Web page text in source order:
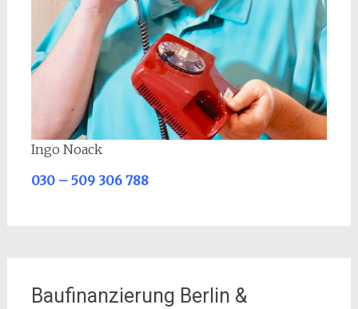
Ingo Noack
030 – 509 306 788
Baufinanzierung Berlin &